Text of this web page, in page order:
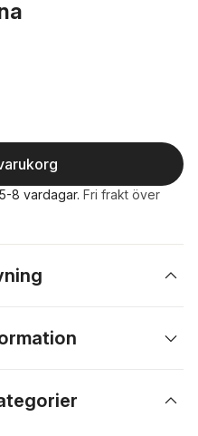
8 vardagar. Fri frakt över